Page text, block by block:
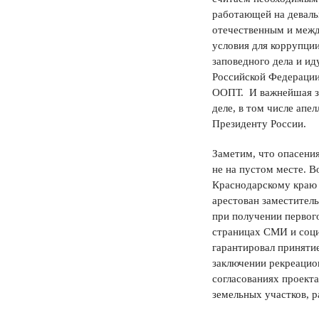
работающей на
отечественным и
условия для
заповедного дела и
Российской
ООПТ. И важнейшая
деле, в том числе
Президенту России.
Заметим, что
не на пустом месте.
Краснодарскому
арестован
при получении
страницах СМИ и
гарантировал
заключении
согласованиях
земельных участков,